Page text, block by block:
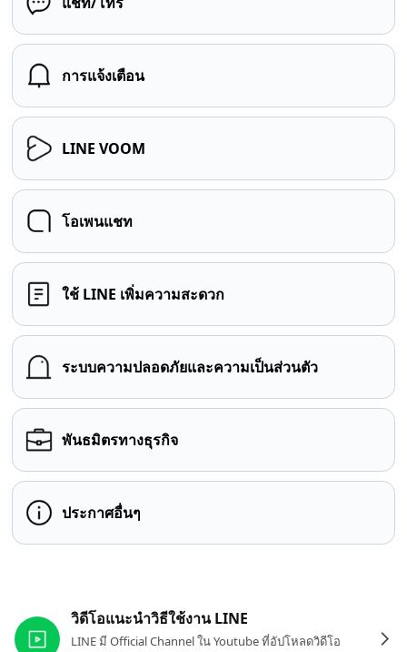
การแจ้งเตือน
LINE VOOM
โอเพนแชท
ใช้ LINE เพิ่มความสะดวก
ระบบความปลอดภัยและความเป็นส่วนตัว
พันธมิตรทางธุรกิจ
ประกาศอื่นๆ
วิดีโอแนะนำวิธีใช้งาน LINE
LINE มี Official Channel ใน Youtube ที่อัปโหลดวิดีโอ